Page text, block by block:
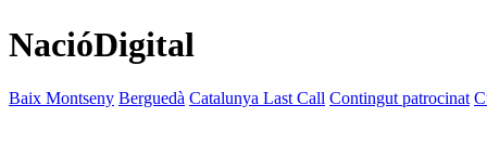
NacióDigital
Baix Montseny Berguedà Catalunya Last Call Contingut patrocinat